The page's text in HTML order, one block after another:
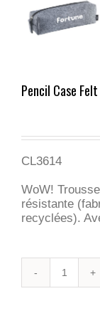
Pencil Case
CL3614
WoW!
résistante
recyclées).